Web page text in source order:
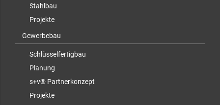
Stahlbau
Projekte
Gewerbebau
Schlüsselfertigbau
Planung
s+v® Partnerkonzept
Projekte